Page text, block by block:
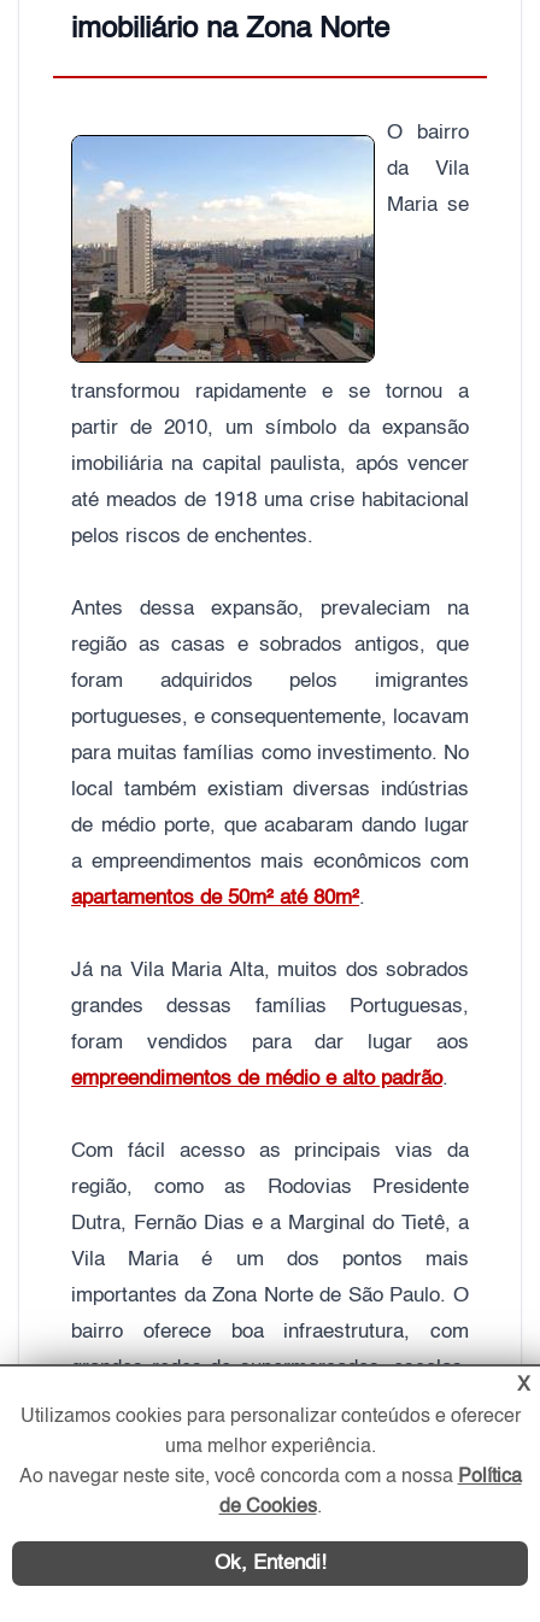
imobiliário na Zona Norte
O bairro
da Vila
Maria se
transformou rapidamente e se tornou a
partir de 2010, um símbolo da expansão
imobiliária na capital paulista, após vencer
até meados de 1918 uma crise habitacional
pelos riscos de enchentes.
Antes dessa expansão, prevaleciam na
região as casas e sobrados antigos, que
foram adquiridos pelos imigrantes
portugueses, e consequentemente, locavam
para muitas famílias como investimento. No
local também existiam diversas indústrias
de médio porte, que acabaram dando lugar
a empreendimentos mais econômicos com
apartamentos de 50m² até 80m².
Já na Vila Maria Alta, muitos dos sobrados
grandes dessas famílias Portuguesas,
foram vendidos para dar lugar aos
empreendimentos de médio e alto padrão.
Com fácil acesso as principais vias da
região, como as Rodovias Presidente
Dutra, Fernão Dias e a Marginal do Tietê, a
Vila Maria é um dos pontos mais
importantes da Zona Norte de São Paulo. O
bairro oferece boa infraestrutura, com
grandes redes de supermercados, escolas,
bancos, padarias e academias. O local
também abriga a faculdade Uninove e está
próxima da Uniban e Unip. Além de ser
perto do Shopping Center Norte, localizado
na Vila Guilherme.
X
Utilizamos cookies para personalizar conteúdos e oferecer
uma melhor experiência.
Ao navegar neste site, você concorda com a nossa Política
de Cookies.
Ok, Entendi!